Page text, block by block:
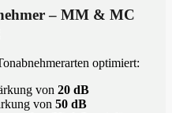
– MM & MC
optimiert:
von 20 dB
von 50 dB